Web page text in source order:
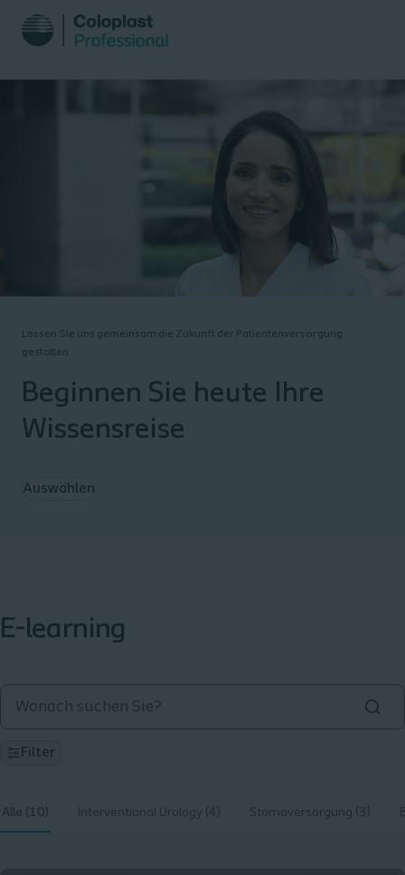
Lassen Sie uns gemeinsam die Zukunft der Patientenversorgung
gestalten​
Beginnen Sie heute Ihre
Wissensreise ​
Auswählen
E-learning
Filter
Alle (10) Interventional Urology (4) Stomaversorgung (3)